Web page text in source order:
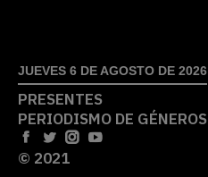
JUEVES 6 DE AGOSTO DE 2026
PRESENTES
PERIODISMO DE GÉNEROS
© 2021